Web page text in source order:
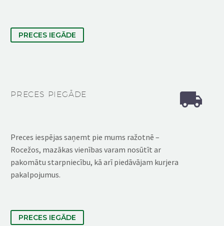
PRECES IEGĀDE


PRECES PIEGĀDE
Preces iespējas saņemt pie mums ražotnē –
Rocežos, mazākas vienības varam nosūtīt ar
pakomātu starpniecību, kā arī piedāvājam kurjera
pakalpojumus.
PRECES IEGĀDE